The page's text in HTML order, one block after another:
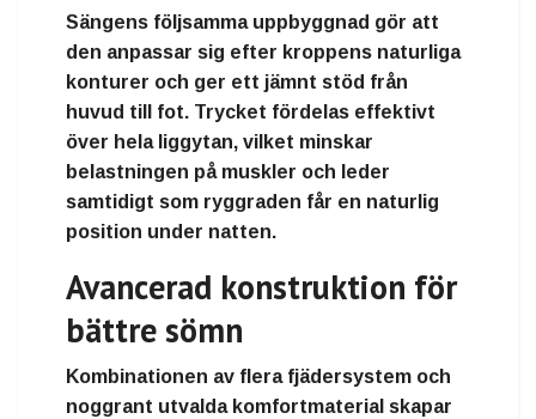
Sängens följsamma uppbyggnad gör att
den anpassar sig efter kroppens naturliga
konturer och ger ett jämnt stöd från
huvud till fot. Trycket fördelas effektivt
över hela liggytan, vilket minskar
belastningen på muskler och leder
samtidigt som ryggraden får en naturlig
position under natten.
Avancerad konstruktion för
bättre sömn
Kombinationen av flera fjädersystem och
noggrant utvalda komfortmaterial skapar